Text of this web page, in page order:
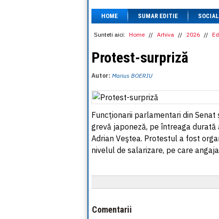
HOME SUMAR EDITIE SOCIAL
Sunteti aici: Home // Arhiva // 2026 //
Protest-surpriză
Autor: Marius BOERIU
Funcţionarii parlamentari din
grevă japoneză, pe întreaga
Adrian Veştea. Protestul a fost
nivelul de salarizare, pe care
Comentarii